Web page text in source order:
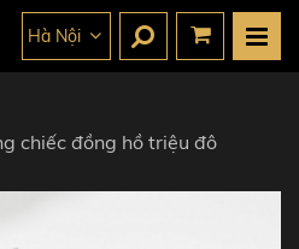
Hà Nội
chiếc đồng hồ triệu đô